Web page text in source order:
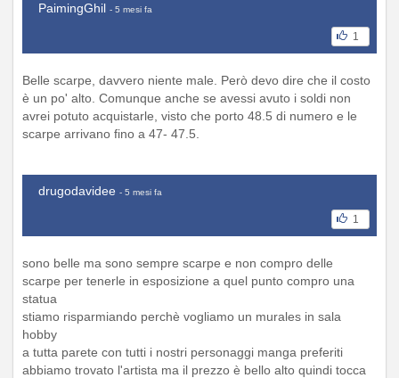
PaimingGhil - 5 mesi fa
1
Belle scarpe, davvero niente male. Però devo dire che il costo
è un po' alto. Comunque anche se avessi avuto i soldi non
avrei potuto acquistarle, visto che porto 48.5 di numero e le
scarpe arrivano fino a 47- 47.5.
drugodavidee - 5 mesi fa
1
sono belle ma sono sempre scarpe e non compro delle
scarpe per tenerle in esposizione a quel punto compro una
statua
stiamo risparmiando perchè vogliamo un murales in sala
hobby
a tutta parete con tutti i nostri personaggi manga preferiti
abbiamo trovato l'artista ma il prezzo è bello alto quindi tocca